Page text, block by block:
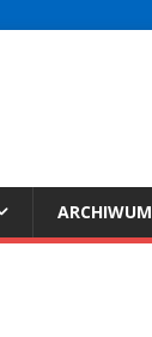
ARCHIWUM